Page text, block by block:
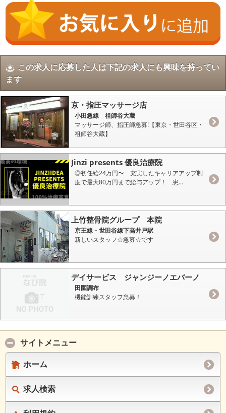
この求人に応募した人は下記の求人にも興味を持ってい
ます
京・指圧マッサージ店
小田急線 祖師谷大蔵
マッサージ師、指圧師急募!【東京・世田谷区・
祖師谷大蔵】
Jinzi presents 優良治療院
◎初任給24万円〜 充実したキャリアアップ制
度で最大80万円まで給与アップ！ 患...
上竹整骨院グループ 本院
京王線・世田谷線下高井戸駅
新しいスタッフ☆急募☆です
デイサービス ジャンジーノエバーノ
田園調布
機能訓練スタッフ急募！
サイトメニュー
ホーム
求人検索